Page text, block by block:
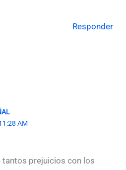
Responder
AM
tantos prejuicios con los